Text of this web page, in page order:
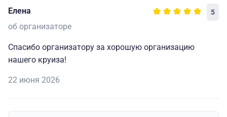
капитану и всему составу за прекрасно
организованный отдых.🥰
Елена 5
об организаторе
Спасибо организатору за хорошую организацию
нашего круиза!
22 июня 2026